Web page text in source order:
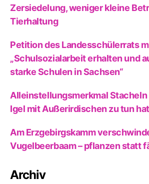
Zersiedelung, weniger kleine
Tierhaltung
Petition des Landesschülerrats
„Schulsozialarbeit erhalten und
starke Schulen in Sachsen“
Alleinstellungsmerkmal Stacheln
Igel mit Außerirdischen zu tun hat
Am Erzgebirgskamm
Vugelbeerbaam – pflanzen statt
Archiv